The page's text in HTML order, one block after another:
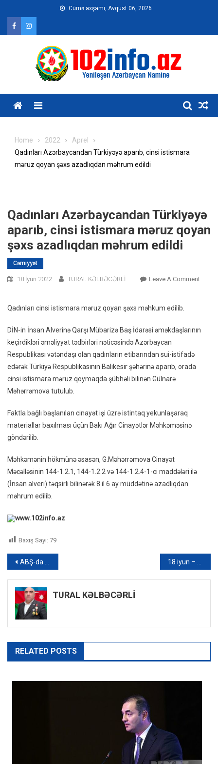
content
Cümə axşamı, Avqust 06, 2026
Home 2022
Aprel
Qadınları Azərbaycandan Türkiyəyə aparıb, cinsi istismara
məruz qoyan şəxs azadlıqdan məhrum edildi
Qadınları Azərbaycandan Türkiyəyə
aparıb, cinsi istismara məruz qoyan
şəxs azadlıqdan məhrum edildi
Cəmiyyət
18 İyun 2022 TURAL KƏLBƏCƏRLİ Leave A CommentOn
Cinsi
Qadınları cinsi istismara məruz qoyan şəxs məhkum edilib.
DİN-in İnsan Alverinə Qarşı Mübarizə Baş İdarəsi əməkdaşlarının
keçirdikləri əməliyyat tədbirləri nəticəsində Azərbaycan
Respublikası vətəndaşı olan qadınların etibarından sui-istifadə
edərək Türkiyə Respublikasının Balıkesir şəhərinə aparıb, orada
cinsi istismara məruz qoymaqda şübhəli bilinən Gülnarə
Məhərrəmova tutulub.
Faktla bağlı başlanılan cinayət işi üzrə istintaq yekunlaşaraq
materiallar baxılması üçün Bakı Ağır Cinayətlər Məhkəməsinə
göndərilib.
Məhkəmənin hökmünə əsasən, G.Məhərrəmova Cinayət
Məcəlləsinin 144-1.2.1, 144-1.2.2 və 144-1.2.4-1-ci maddələri ilə
(İnsan alveri) təqsirli bilinərək 8 il 6 ay müddətinə azadlıqdan
məhrum edilib.
www.102info.az
Baxış Sayı: 79
Yazı
naviqasiyası
ABŞ-da çılpaq kişinin polis maşını üzərində rəqsi gündəm oldu – VİDEO
TURAL KƏLBƏCƏRLİ
RELATED POSTS